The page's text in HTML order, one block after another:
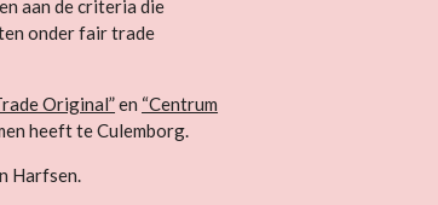
aan de criteria die
onder fair trade
Original”en “Centrum
heeft te Culemborg.
Harfsen.